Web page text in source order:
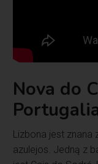
Nova do
Lizbona jest
azulejos. Jedną z